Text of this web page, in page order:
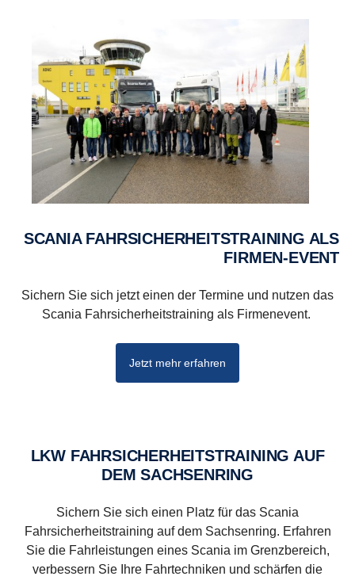
SCANIA FAHRSICHERHEITS­TRAINING ALS
FIRMEN-EVENT
Sichern Sie sich jetzt einen der Termine und nutzen das
Scania Fahrsicherheitstraining als Firmenevent.
Jetzt mehr erfahren
LKW FAHR­SI­CHER­HEITS­TRAI­NING AUF
DEM SACH­SEN­RING
Sichern Sie sich einen Platz für das Scania
Fahrsicherheitstraining auf dem Sachsenring. Erfahren
Sie die Fahrleistungen eines Scania im Grenzbereich,
verbessern Sie Ihre Fahrtechniken und schärfen die